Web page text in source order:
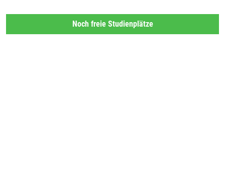
Noch freie Studienplätze